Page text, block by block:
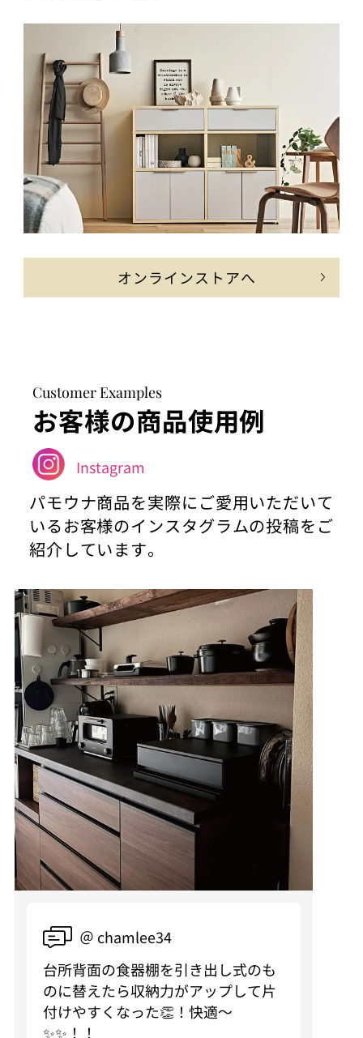
オンラインストアへ
Customer Examples
お客様の商品使用例
Instagram
パモウナ商品を実際にご愛用いただいて
いるお客様のインスタグラムの投稿をご
紹介しています。
＠ chamlee34
台所背面の食器棚を引き出し式のも
のに替えたら収納力がアップして片
付けやすくなった👏！快適〜
✨✨！！